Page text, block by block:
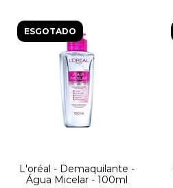
ESGOTADO
L'oréal - Demaquilante -
Água Micelar - 100ml